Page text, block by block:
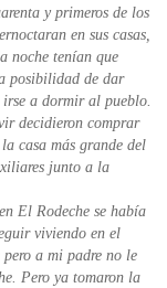
y primeros de los
en sus casas,
noche tenían que
posibilidad de dar
a dormir al pueblo.
decidieron comprar
casa más grande del
junto a la
El Rodeche se había
viviendo en el
a mi padre no le
Pero ya tomaron la